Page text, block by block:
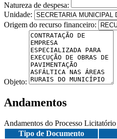
Natureza de despesa:
Unidade:
Origem do recurso financeiro:
Objeto:
Andamentos
Andamentos do Processo Licitatório
Tipo de Documento